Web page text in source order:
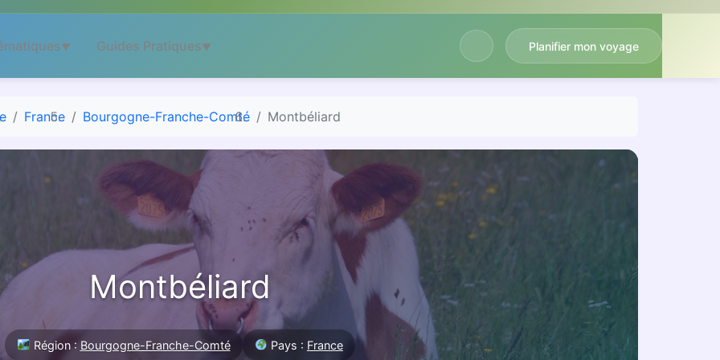
▼ Guides Pratiques ▼ Planifier mon voyage
France Bourgogne-Franche-Comté Montbéliard
Montbéliard
Région : Bourgogne-Franche-Comté Pays : France